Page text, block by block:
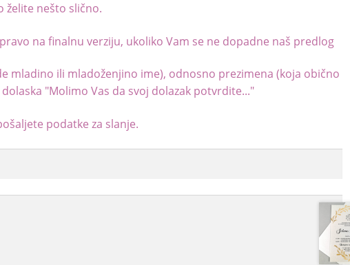
želite nešto slično.
na finalnu verziju, ukoliko Vam se ne dopadne naš predlog
mladino ili mladoženjino ime), odnosno prezimena (koja obično
"Molimo Vas da svoj dolazak potvrdite..."
podatke za slanje.